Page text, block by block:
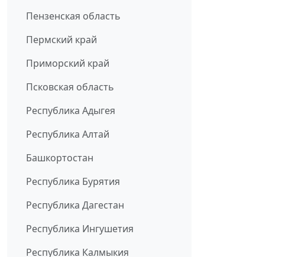
Пензенская область
Пермский край
Приморский край
Псковская область
Республика Адыгея
Республика Алтай
Башкортостан
Республика Бурятия
Республика Дагестан
Республика Ингушетия
Республика Калмыкия